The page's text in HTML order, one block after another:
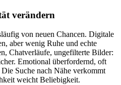
verändern
von neuen Chancen. Digitale
aber wenig Ruhe und echte
Chatverläufe, ungefilterte Bilder:
Emotional überfordernd, oft
Suche nach Nähe verkommt
weicht Beliebigkeit.